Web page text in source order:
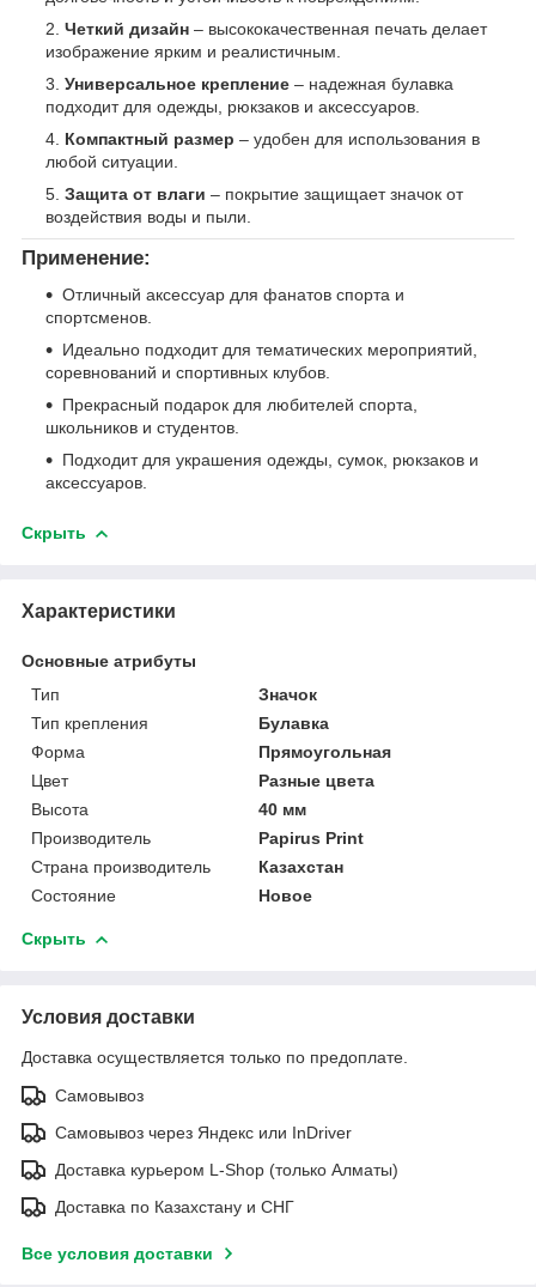
Четкий дизайн – высококачественная печать делает
изображение ярким и реалистичным.
Универсальное крепление – надежная булавка
подходит для одежды, рюкзаков и аксессуаров.
Компактный размер – удобен для использования в
любой ситуации.
Защита от влаги – покрытие защищает значок от
воздействия воды и пыли.
Применение:
Отличный аксессуар для фанатов спорта и
спортсменов.
Идеально подходит для тематических мероприятий,
соревнований и спортивных клубов.
Прекрасный подарок для любителей спорта,
школьников и студентов.
Подходит для украшения одежды, сумок, рюкзаков и
аксессуаров.
Скрыть
Характеристики
Основные атрибуты
Тип
Значок
Тип крепления
Булавка
Форма
Прямоугольная
Цвет
Разные цвета
Высота
40 мм
Производитель
Papirus Print
Страна производитель
Казахстан
Состояние
Новое
Скрыть
Условия доставки
Доставка осуществляется только по предоплате.
Самовывоз
Самовывоз через Яндекс или InDriver
Доставка курьером L-Shop (только Алматы)
Доставка по Казахстану и СНГ
Все условия доставки